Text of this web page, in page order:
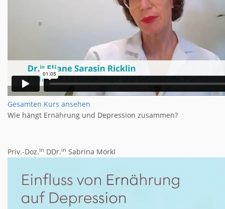
Gesamten Kurs ansehen
Wie hängt Ernährung und Depression zusammen?
Priv.-Doz.in DDr.in Sabrina Mörkl